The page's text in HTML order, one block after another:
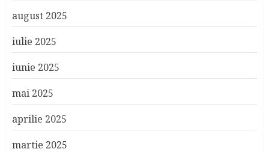
august 2025
iulie 2025
iunie 2025
mai 2025
aprilie 2025
martie 2025